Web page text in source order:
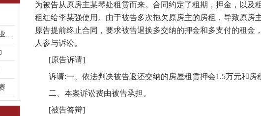
我所被认定为西安市第九批中小企业公共
为被告从原房主某琴处租赁而来。合同约定了租期，押金，以及
租红给李某强使用。由于被告多次拖欠原房主的房租，导致原房
原告提前终止合同，要求被告退换多交纳的押金和多支付的租
人参与诉讼。
[原告诉请]
诉请:一、依法判决被告返还交纳的房屋租赁押会1.5万元和房
二、本案诉讼费由被告承担。
[被告答辩]